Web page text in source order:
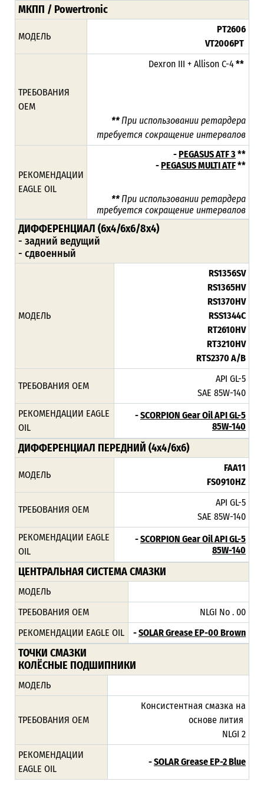
МКПП / Powertronic
МОДЕЛЬ
PT2606
VT2006PT
ТРЕБОВАНИЯ
ОЕМ
Dexron III + Allison C-4**
**При использовании ретардера
требуется сокращение интервалов
РЕКОМЕНДАЦИИ
EAGLE OIL
-PEGASUS ATF 3 **
-PEGASUS MULTI ATF**
**При использовании ретардера
требуется сокращение интервалов
ДИФФЕРЕНЦИАЛ (6x4/6x6/8x4)
- задний ведущий
- сдвоенный
МОДЕЛЬ
RS1356SV
RS1365HV
RS1370HV
RSS1344C
RT2610HV
RT3210HV
RTS2370 A/B
ТРЕБОВАНИЯ ОЕМ
API GL-5
SAE 85W-140
РЕКОМЕНДАЦИИ EAGLE
OIL
-SCORPION Gear Oil API GL-5
85W-140
ДИФФЕРЕНЦИАЛ ПЕРЕДНИЙ (4х4/6х6)
МОДЕЛЬ
FAA11
FS0910HZ
ТРЕБОВАНИЯ ОЕМ
API GL-5
SAE 85W-140
РЕКОМЕНДАЦИИ EAGLE
OIL
-SCORPION Gear Oil API GL-5
85W-140
ЦЕНТРАЛЬНАЯ СИСТЕМА СМАЗКИ
МОДЕЛЬ
ТРЕБОВАНИЯ ОЕМ
NLGI No . 00
РЕКОМЕНДАЦИИ EAGLE OIL
-SOLAR Grease EP-00 Brown
ТОЧКИ СМАЗКИ
КОЛЁСНЫЕ ПОДШИПНИКИ
МОДЕЛЬ
ТРЕБОВАНИЯ ОЕМ
Консистентная смазка на
основе лития
NLGI 2
РЕКОМЕНДАЦИИ
EAGLE OIL
-SOLAR Grease EP-2 Blue